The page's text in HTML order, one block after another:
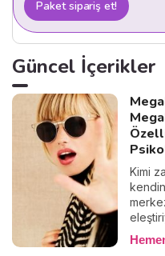
Paket sipariş et!
Güncel İçerikler
Kimi